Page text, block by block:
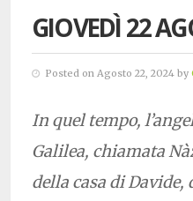
GIOVEDÌ 22
Posted on Agosto 22, 2024 by
In quel tempo,
Galilea, chiamata
della casa di